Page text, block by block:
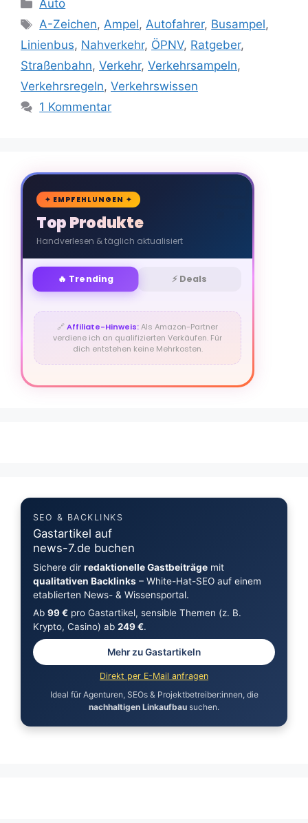
Auto
Schlagwörter
A-Zeichen,Ampel,Autofahrer, Busampel,
Linienbus, Nahverkehr, ÖPNV, Ratgeber,
Straßenbahn, Verkehr, Verkehrsampeln,
Verkehrsregeln, Verkehrswissen
1 Kommentar
🛒
✦ EMPFEHLUNGEN ✦
Top Produkte
Handverlesen & täglich aktualisiert
🔥 Trending ⚡ Deals
🔗Affiliate-Hinweis:Als Amazon-Partner
verdiene ich an qualifizierten Verkäufen. Für
dich entstehen keine Mehrkosten.
SEO & BACKLINKS
Gastartikel auf
news-7.de buchen
Sichere dir redaktionelle Gastbeiträgemit
qualitativen Backlinks– White-Hat-SEO auf einem
etablierten News- & Wissensportal.
Ab 99 €pro Gastartikel, sensible Themen (z. B.
Krypto, Casino) ab 249 €.
Mehr zu Gastartikeln
Direkt per E-Mail anfragen
Ideal für Agenturen, SEOs & Projektbetreiber:innen, die
nachhaltigen Linkaufbau suchen.